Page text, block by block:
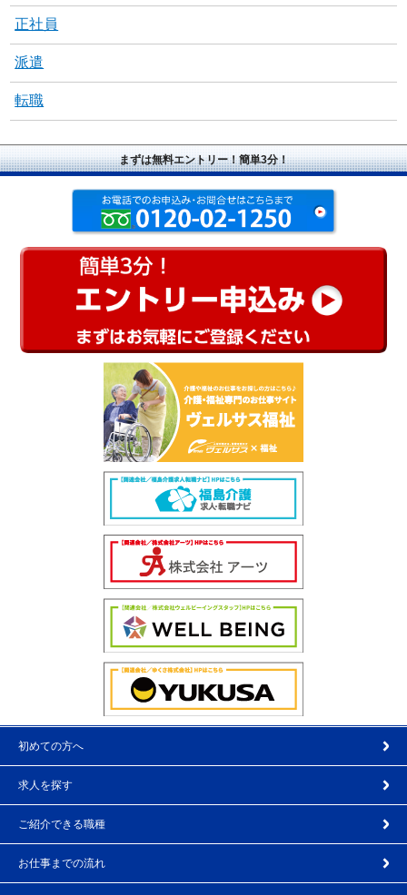
正社員
派遣
転職
まずは無料エントリー！簡単3分！
初めての方へ
求人を探す
ご紹介できる職種
お仕事までの流れ